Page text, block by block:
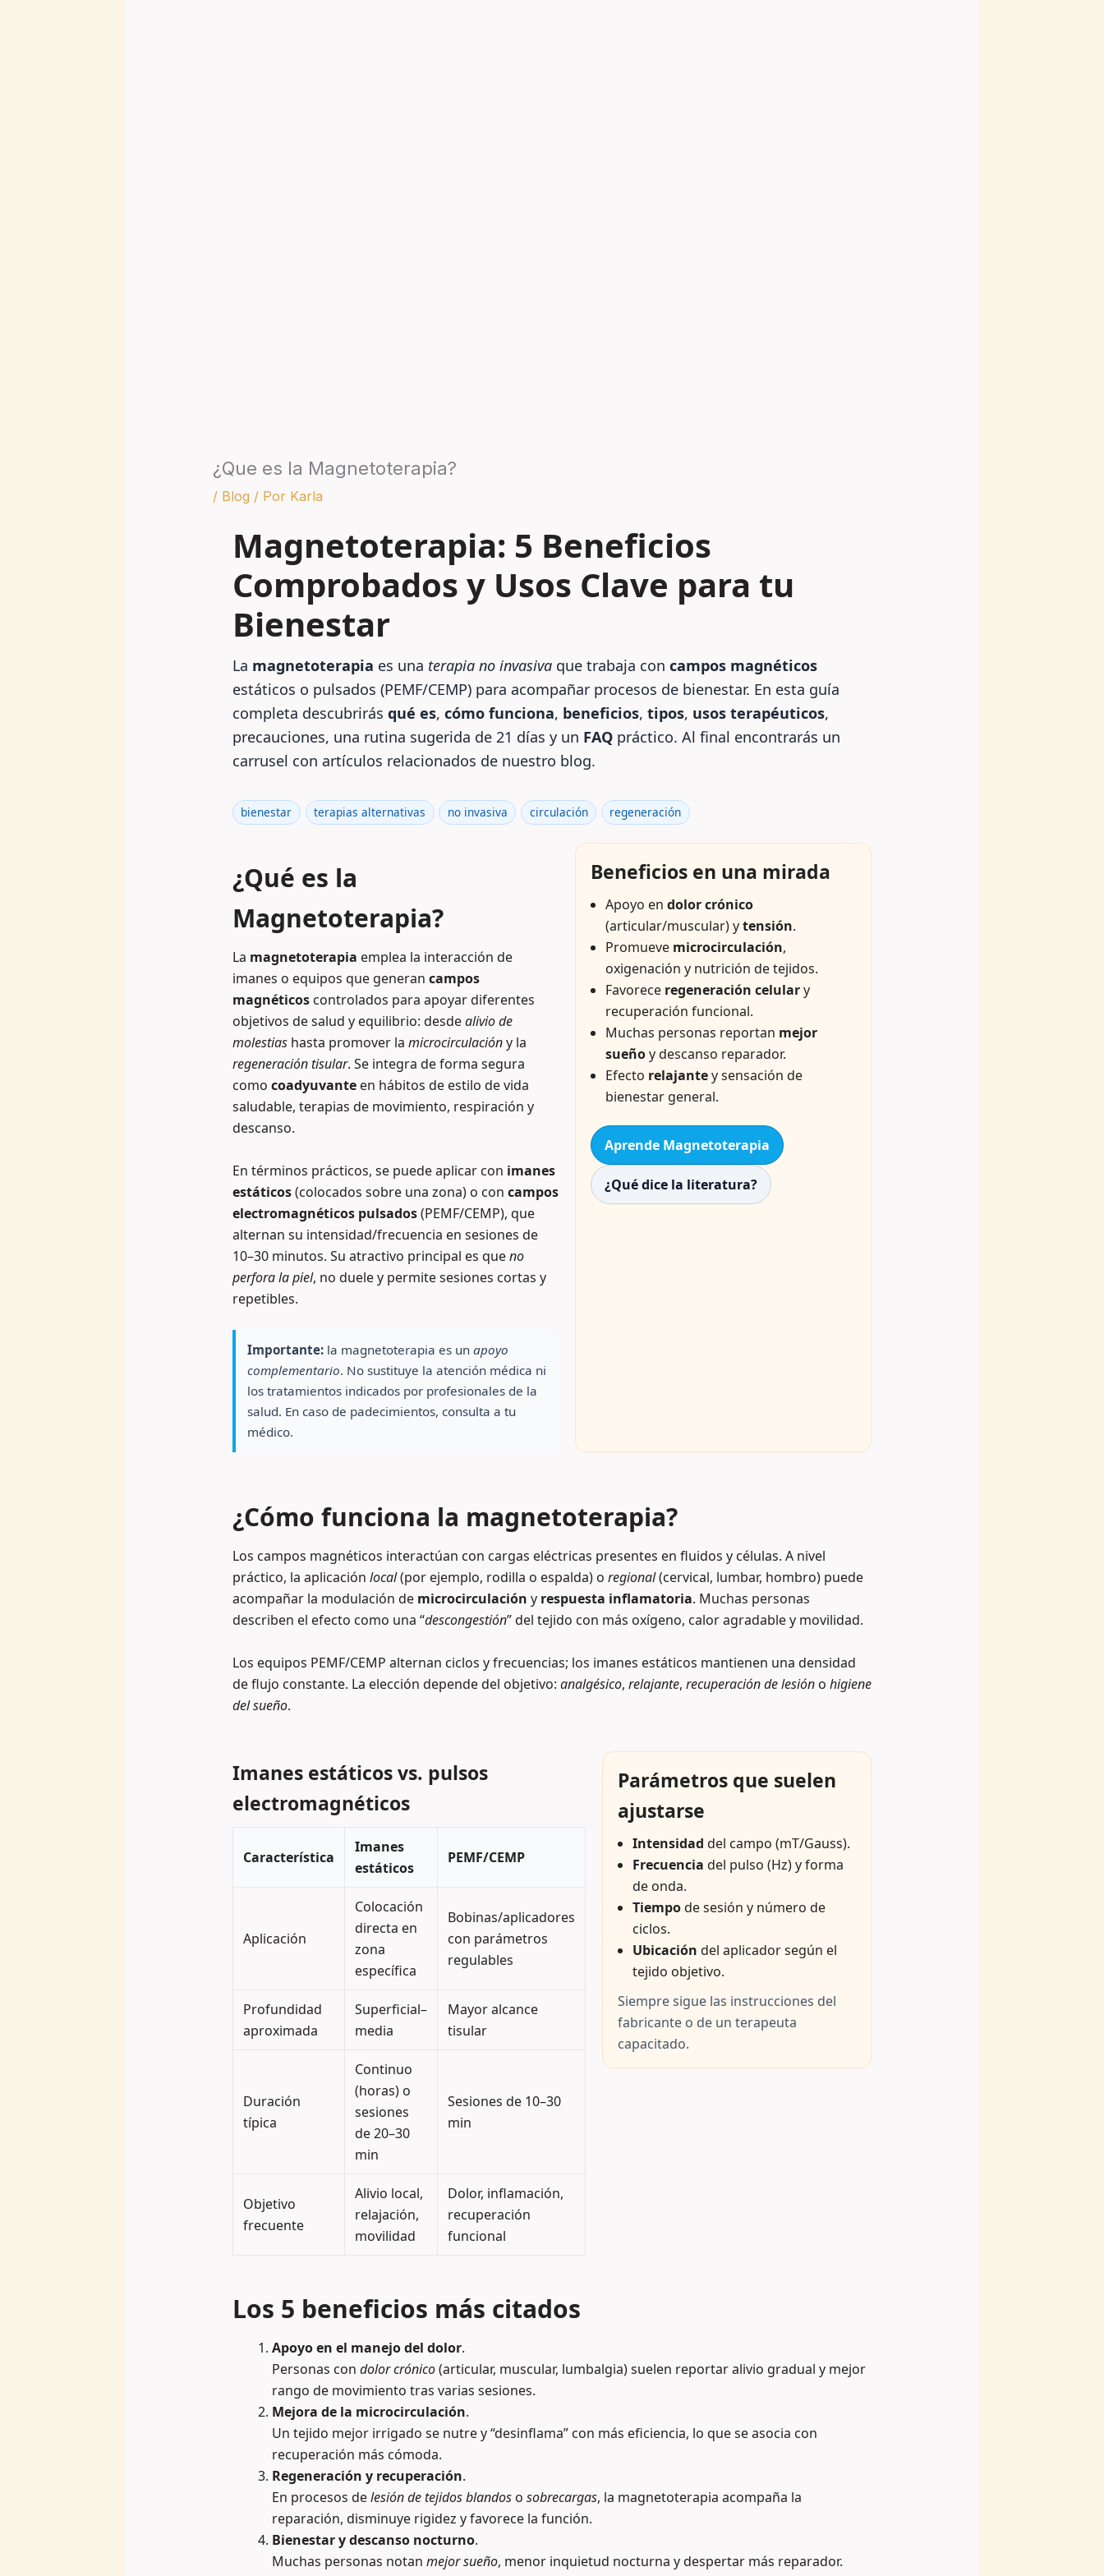
¿Que es la Magnetoterapia?
/ Blog / Por Karla
Magnetoterapia: 5 Beneficios
Comprobados y Usos Clave para tu
Bienestar
La magnetoterapia es una terapia no invasivaque trabaja con campos magnéticos
estáticos o pulsados (PEMF/CEMP) para acompañar procesos de bienestar. En esta guía
completa descubrirás qué es, cómo funciona, beneficios, tipos, usos terapéuticos,
precauciones, una rutina sugerida de 21 días y un FAQpráctico. Al final encontrarás un
carrusel con artículos relacionados de nuestro blog.
bienestar terapias alternativas no invasiva circulación regeneración
¿Qué es la
Magnetoterapia?
La magnetoterapia emplea la interacción de
imanes o equipos que generan campos
magnéticoscontrolados para apoyar diferentes
objetivos de salud y equilibrio: desdealivio de
molestiashasta promover la microcirculacióny la
regeneración tisular. Se integra de forma segura
como coadyuvanteen hábitos de estilo de vida
saludable, terapias de movimiento, respiración y
descanso.
En términos prácticos, se puede aplicar con imanes
estáticos(colocados sobre una zona) o con campos
electromagnéticos pulsados(PEMF/CEMP), que
alternan su intensidad/frecuencia en sesiones de
10–30 minutos. Su atractivo principal es queno
perfora la piel, no duele y permite sesiones cortas y
repetibles.
Importante:la magnetoterapia es un apoyo
complementario. No sustituye la atención médica ni
los tratamientos indicados por profesionales de la
salud. En caso de padecimientos, consulta a tu
médico.
Beneficios en una mirada
Apoyo endolor crónico
(articular/muscular) ytensión.
Promueve microcirculación,
oxigenación y nutrición de tejidos.
Favorece regeneración celulary
recuperación funcional.
Muchas personas reportan mejor
sueñoy descanso reparador.
Efecto relajantey sensación de
bienestar general.
Aprende Magnetoterapia
¿Qué dice la literatura?
¿Cómo funciona la magnetoterapia?
Los campos magnéticos interactúan con cargas eléctricas presentes en fluidos y células. A nivel
práctico, la aplicación local(por ejemplo, rodilla o espalda) o regional(cervical, lumbar, hombro) puede
acompañar la modulación de microcirculación y respuesta inflamatoria. Muchas personas
describen el efecto como una “descongestión” del tejido con más oxígeno, calor agradable y movilidad.
Los equipos PEMF/CEMP alternan ciclos y frecuencias; los imanes estáticos mantienen una densidad
de flujo constante. La elección depende del objetivo: analgésico, relajante, recuperación de lesióno higiene
del sueño.
Imanes estáticos vs. pulsos
electromagnéticos
Característica
Imanes
estáticos
PEMF/CEMP
Aplicación
Colocación
directa en
zona
específica
Bobinas/aplicadores
con parámetros
regulables
Profundidad
aproximada
Superficial–
media
Mayor alcance
tisular
Duración
típica
Continuo
(horas) o
sesiones
de 20–30
min
Sesiones de 10–30
min
Objetivo
frecuente
Alivio local,
relajación,
movilidad
Dolor, inflamación,
recuperación
funcional
Parámetros que suelen
ajustarse
Intensidad del campo (mT/Gauss).
Frecuencia del pulso (Hz) y forma
de onda.
Tiempode sesión y número de
ciclos.
Ubicación del aplicador según el
tejido objetivo.
Siempre sigue las instrucciones del
fabricante o de un terapeuta
capacitado.
Los 5 beneficios más citados
Apoyo en el manejo del dolor.
Personas con dolor crónico(articular, muscular, lumbalgia) suelen reportar alivio gradual y mejor
rango de movimiento tras varias sesiones.
Mejora de la microcirculación.
Un tejido mejor irrigado se nutre y “desinflama” con más eficiencia, lo que se asocia con
recuperación más cómoda.
Regeneración y recuperación.
En procesos delesión de tejidos blandoso sobrecargas, la magnetoterapia acompaña la
reparación, disminuye rigidez y favorece la función.
Bienestar y descanso nocturno.
Muchas personas notan mejor sueño, menor inquietud nocturna y despertar más reparador.